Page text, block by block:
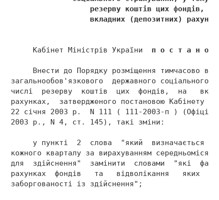
резерву коштів цих фондів,
вкладних (депозитних)
     Кабінет Міністрів України
п о с т а н о
Внести до Порядку розміщення тимчасово
загальнообов'язкового  державного
числі  резерву  коштів  цих  фондів,  на
рахунках,  затвердженого постановою Кабінету
22 січня 2003 р.  N 111 ( 111-2003-п )
2003 р., N 4, ст. 145), такі зміни:
у пункті  2  слова  "який  визначається
кожного кварталу за вирахуванням
для  здійснення"  замінити  словами  "які
рахунках  фондів   та   відволікання   яких
заборгованості із здійснення";